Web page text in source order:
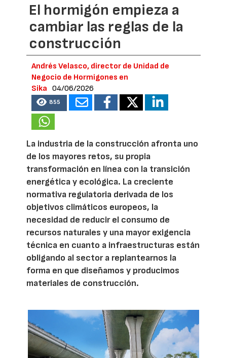
El hormigón empieza a
cambiar las reglas de la
construcción
Andrés Velasco, director de Unidad de
Negocio de Hormigones en
Sika
04/06/2026
855
La industria de la construcción afronta uno
de los mayores retos, su propia
transformación en línea con la transición
energética y ecológica. La creciente
normativa regulatoria derivada de los
objetivos climáticos europeos, la
necesidad de reducir el consumo de
recursos naturales y una mayor exigencia
técnica en cuanto a infraestructuras están
obligando al sector a replantearnos la
forma en que diseñamos y producimos
materiales de construcción.